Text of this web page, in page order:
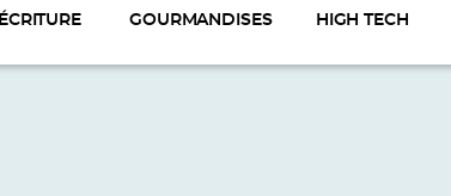
ÉCRITURE GOURMANDISES HIGH TECH